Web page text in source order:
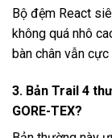
Bộ đệm React
không quá nhô
bàn chân vẫn
3. Bản Trail 4
GORE-TEX?